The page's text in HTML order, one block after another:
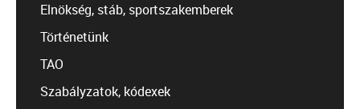
Elnökség, stáb, sportszakemberek
Történetünk
TAO
Szabályzatok, kódexek